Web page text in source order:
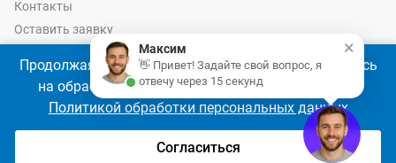
Контакты
Оставить заявку
Калькулятор крепежа
© 2026 год Оптово-розничные продажи крепежа и инструмента -
Ремкреп.ру
Продолжая использовать наш сайт, Вы соглашаетесь
на обработку файлов cookie 🍪 в соответствии с
Политикой обработки персональных данных
Согласиться
×
Максим
👋 Привет! Задайте свой вопрос, я
отвечу через 15 секунд